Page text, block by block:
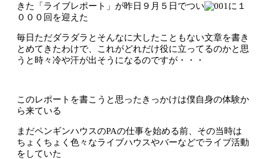
きた「ライブレポート」が昨日９月５日でつい
に１
０００回を迎えた
毎日ただダラダラとそんなに大したこともない文章を書き
とめてきたわけで、これがどれだけ役に立ってるのかと思
うと時々冷や汗が出そうになるのですが・・・
このレポートを書こうと思ったきっかけは僕自身の体験か
ら来ている
まだペンギンハウスのPAの仕事を始める前、その当時は
ちょくちょく色々なライブハウスやバーなどでライブ活動
をしていた